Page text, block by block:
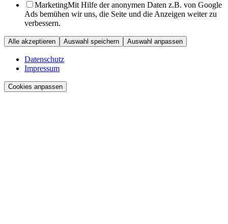
MarketingMit Hilfe der anonymen Daten z.B. von Google
Ads bemühen wir uns, die Seite und die Anzeigen weiter zu
verbessern.
Alle akzeptieren Auswahl speichern Auswahl anpassen
Datenschutz
Impressum
Cookies anpassen